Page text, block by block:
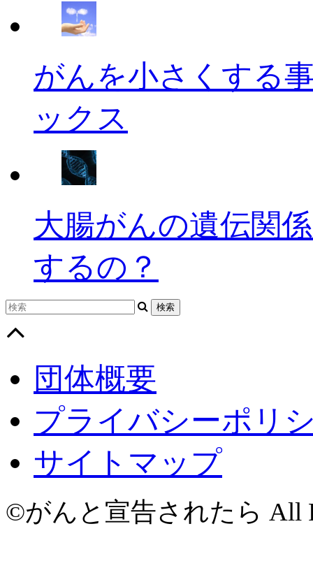
がんを小さくする
ックス
大腸がんの遺伝関
するの？
団体概要
プライバシーポリ
サイトマップ
©がんと宣告されたら All